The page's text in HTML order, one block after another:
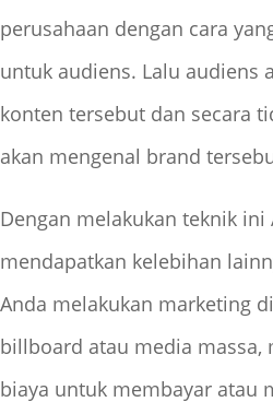
perusahaan dengan cara
untuk audiens. Lalu audiens
konten tersebut dan secara
akan mengenal brand
Dengan melakukan teknik ini
mendapatkan kelebihan
Anda melakukan marketing
billboard atau media massa,
biaya untuk membayar atau